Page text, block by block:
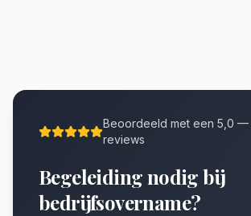
Beoordeeld met een 5,0 —
reviews
Begeleiding nodig bij
bedrijfsovername?